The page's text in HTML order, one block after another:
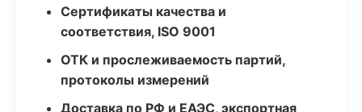
Сертификаты качества и
соответствия, ISO 9001
ОТК и прослеживаемость партий,
протоколы измерений
Доставка по РФ и ЕАЭС, экспортная